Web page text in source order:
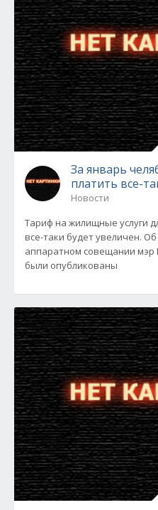
За январь
платить все-
Новости
Тариф на жилищные услуги
все-таки будет увеличен.
аппаратном совещании
были опубликованы